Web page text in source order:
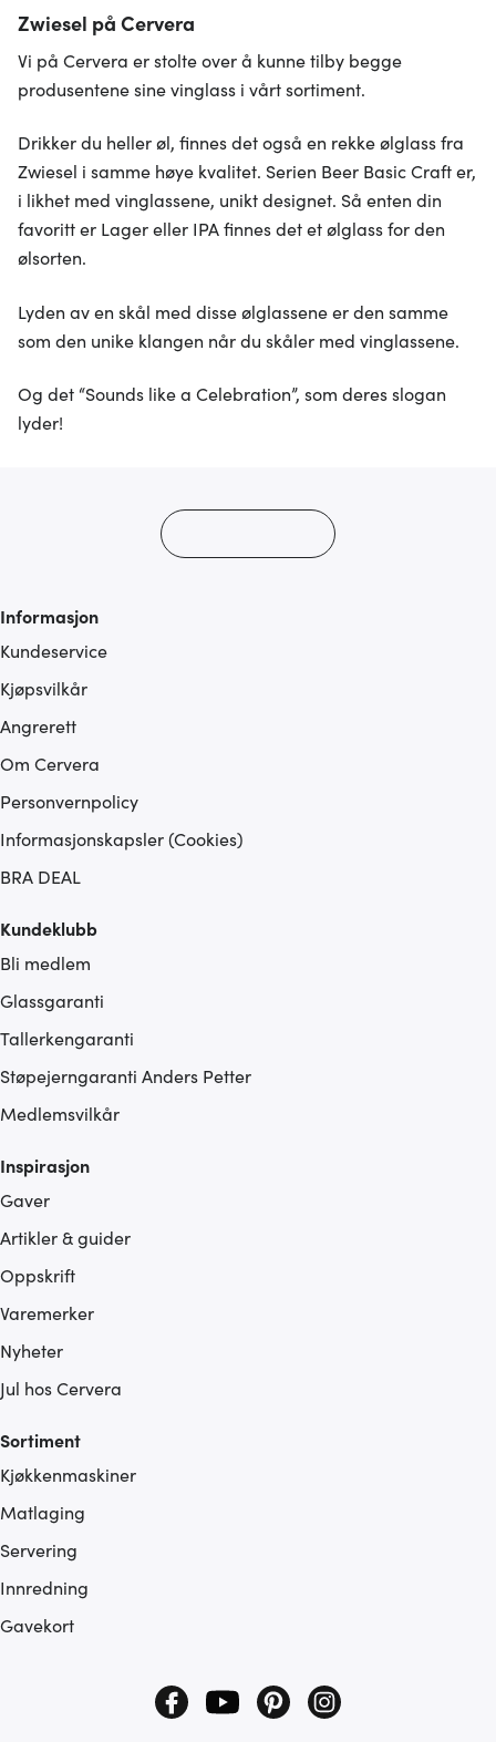
Zwiesel på Cervera
Vi på Cervera er stolte over å kunne tilby begge
produsentene sine vinglass i vårt sortiment.
Drikker du heller øl, finnes det også en rekke ølglass fra
Zwiesel i samme høye kvalitet. Serien Beer Basic Craft er,
i likhet med vinglassene, unikt designet. Så enten din
favoritt er Lager eller IPA finnes det et ølglass for den
ølsorten.
Lyden av en skål med disse ølglassene er den samme
som den unike klangen når du skåler med vinglassene.
Og det “Sounds like a Celebration”, som deres slogan
lyder!
Informasjon
Kundeservice
Kjøpsvilkår
Angrerett
Om Cervera
Personvernpolicy
Informasjonskapsler (Cookies)
BRA DEAL
Kundeklubb
Bli medlem
Glassgaranti
Tallerkengaranti
Støpejerngaranti Anders Petter
Medlemsvilkår
Inspirasjon
Gaver
Artikler & guider
Oppskrift
Varemerker
Nyheter
Jul hos Cervera
Sortiment
Kjøkkenmaskiner
Matlaging
Servering
Innredning
Gavekort